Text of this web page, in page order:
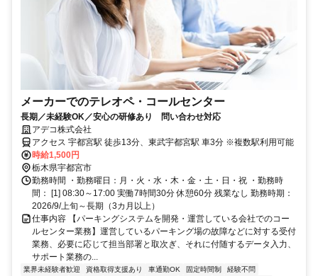
メーカーでのテレオペ・コールセンター
長期／未経験OK／安心の研修あり 問い合わせ対応
アデコ株式会社
アクセス 宇都宮駅 徒歩13分、東武宇都宮駅 車3分 ※複数駅利用可能
時給1,500円
栃木県宇都宮市
勤務時間 ・勤務曜日：月・火・水・木・金・土・日・祝 ・勤務時
間： [1] 08:30～17:00 実働7時間30分 休憩60分 残業なし 勤務時期：
2026/9/上旬～長期（3カ月以上）
仕事内容 【パーキングシステムを開発・運営している会社でのコー
ルセンター業務】運営しているパーキング場の故障などに対する受付
業務、必要に応じて担当部署と取次ぎ、それに付随するデータ入力、
サポート業務の...
業界未経験者歓迎 資格取得支援あり 車通勤OK 固定時間制
経験不問